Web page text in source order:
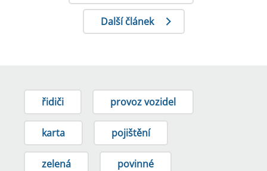
Další článek
řidiči provoz vozidel
karta pojištění
zelená povinné